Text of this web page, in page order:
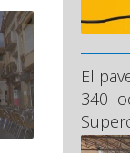
El
340